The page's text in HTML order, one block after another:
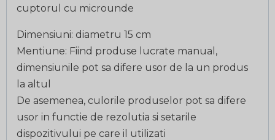
cuptorul cu microunde
Dimensiuni: diametru 15 cm
Mentiune: Fiind produse lucrate manual,
dimensiunile pot sa difere usor de la un produs
la altul
De asemenea, culorile produselor pot sa difere
usor in functie de rezolutia si setarile
dispozitivului pe care il utilizati